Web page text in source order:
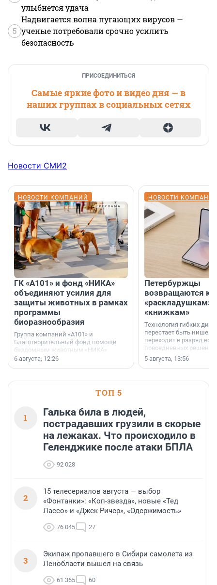
улыбнется удача
5
Надвигается волна пугающих вирусов —
ученые потребовали срочно усилить
безопасность
ПРИСОЕДИНИТЬСЯ
Самые яркие фото и видео дня — в
наших группах в социальных сетях
Новости СМИ2
НОВОСТИ КОМПАНИЙ
ГК «А101» и фонд «НИКА»
объединяют усилия для
защиты животных в рамках
программы
биоразнообразия
Группа компаний «А101» и
Благотворительный фонд помощи
бездомным животным «НИКА»
заключили соглашение о
6 августа, 12:26
НОВОСТИ
Петербуржцы
возвращаются к
«раскладушкам»
«книжкам»
Технология гибких
перестает быть
переходит в разряд
повседневных
5 августа, 13:56
ТОП 5
1
Галька била в людей,
пострадавших грузили в скорые
на лежаках. Что происходило в
Геленджике после атаки БПЛА
92 028
2
15 телесериалов августа — выбор
«Фонтанки»: «Коп-звезда», новые «Тед
Лассо» и «Джек Ричер», «Одержимость»
76 045 27
3
Экипаж пропавшего в Сибири самолета из
Ленобласти вышел на связь
61 365 60